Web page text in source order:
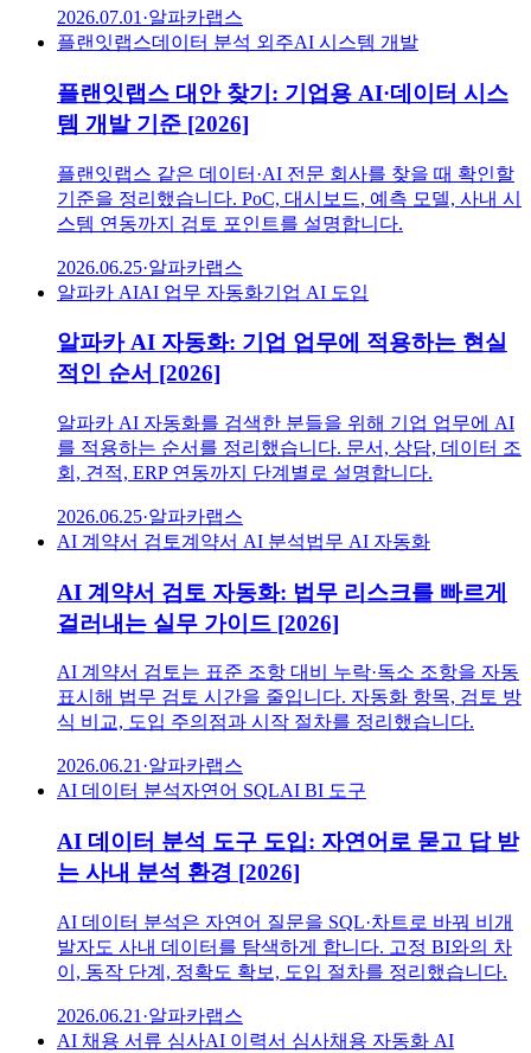
2026.07.01 ·알파카랩스
플랜잇랩스데이터 분석 외주AI 시스템 개발
플랜잇랩스 대안 찾기: 기업용 AI·데이터 시스
템 개발 기준 [2026]
플랜잇랩스 같은 데이터·AI 전문 회사를 찾을 때 확인할
기준을 정리했습니다. PoC, 대시보드, 예측 모델, 사내 시
스템 연동까지 검토 포인트를 설명합니다.
2026.06.25·알파카랩스
알파카 AIAI 업무 자동화기업 AI 도입
알파카 AI 자동화: 기업 업무에 적용하는 현실
적인 순서 [2026]
알파카 AI 자동화를 검색한 분들을 위해 기업 업무에 AI
를 적용하는 순서를 정리했습니다. 문서, 상담, 데이터 조
회, 견적, ERP 연동까지 단계별로 설명합니다.
2026.06.25·알파카랩스
AI 계약서 검토계약서 AI 분석법무 AI 자동화
AI 계약서 검토 자동화: 법무 리스크를 빠르게
걸러내는 실무 가이드 [2026]
AI 계약서 검토는 표준 조항 대비 누락·독소 조항을 자동
표시해 법무 검토 시간을 줄입니다. 자동화 항목, 검토 방
식 비교, 도입 주의점과 시작 절차를 정리했습니다.
2026.06.21 ·알파카랩스
AI 데이터 분석자연어 SQLAI BI 도구
AI 데이터 분석 도구 도입: 자연어로 묻고 답 받
는 사내 분석 환경 [2026]
AI 데이터 분석은 자연어 질문을 SQL·차트로 바꿔 비개
발자도 사내 데이터를 탐색하게 합니다. 고정 BI와의 차
이, 동작 단계, 정확도 확보, 도입 절차를 정리했습니다.
2026.06.21 ·알파카랩스
AI 채용 서류 심사AI 이력서 심사채용 자동화 AI